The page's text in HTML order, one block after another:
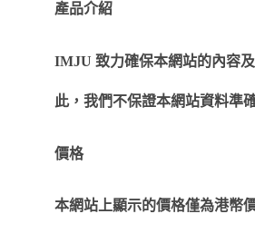
產品介紹
IMJU 致力確保本網站的內容
此，我們不保證本網站資料準
價格
本網站上顯示的價格僅為港幣